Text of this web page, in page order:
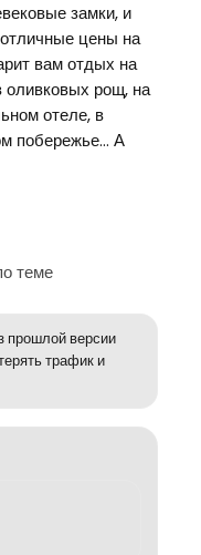
замки, и
цены на
вам отдых на
оливковых рощ, на
отеле, в
побережье… А
теме
прошлой версии
трафик и